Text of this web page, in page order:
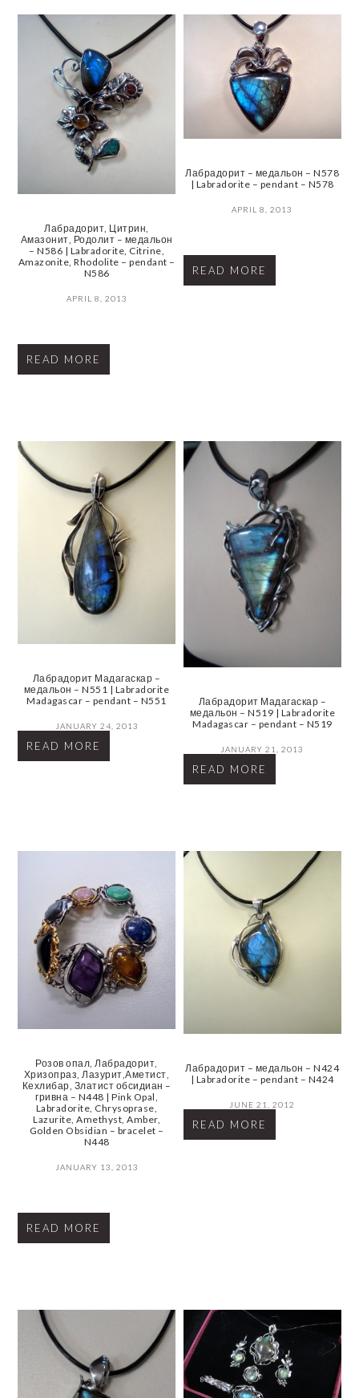
Лабрадорит, Цитрин,
Амазонит, Родолит – медальон
– N586 | Labradorite, Citrine,
Amazonite, Rhodolite – pendant –
N586
APRIL 8, 2013
READ MORE
Лабрадорит – медальон – N578
| Labradorite – pendant – N578
APRIL 8, 2013
READ MORE
Лабрадорит Мадагаскар –
медальон – N551 | Labradorite
Madagascar – pendant – N551
JANUARY 24, 2013
READ MORE
Лабрадорит Мадагаскар –
медальон – N519 | Labradorite
Madagascar – pendant – N519
JANUARY 21, 2013
READ MORE
Розов опал, Лабрадорит,
Хризопраз, Лазурит,Аметист,
Кехлибар, Златист обсидиан –
гривна – N448 | Pink Opal,
Labradorite, Chrysoprase,
Lazurite, Amethyst, Amber,
Golden Obsidian – bracelet –
N448
JANUARY 13, 2013
READ MORE
Лабрадорит – медальон – N424
| Labradorite – pendant – N424
JUNE 21, 2012
READ MORE